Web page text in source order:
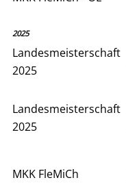
2025
Landesmeisterschaft
2025
Landesmeisterschaft
2025
MKK FleMiCh